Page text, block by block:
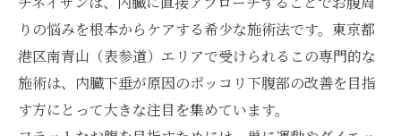
りの悩みを根本からケアする希少な施術法です。東京都
港区南青山（表参道）エリアで受けられるこの専門的な
施術は、内臓下垂が原因のポッコリ下腹部の改善を目指
す方にとって大きな注目を集めています。